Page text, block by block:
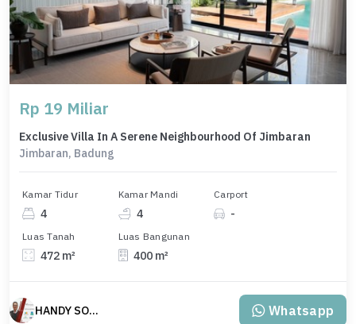
Rp 19 Miliar
Exclusive Villa In A Serene Neighbourhood Of Jimbaran
Jimbaran, Badung
Kamar Tidur
4
Kamar Mandi
4
Carport
-
Luas Tanah
472 m²
Luas Bangunan
400 m²
HANDY SOETJIPTO Whatsapp